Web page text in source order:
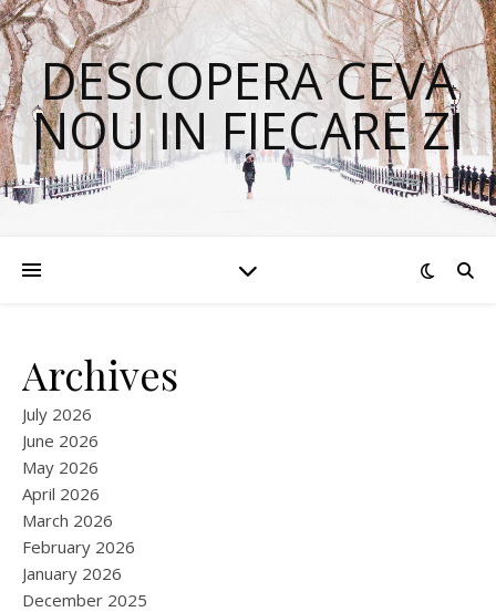
DESCOPERA CEVA
NOU IN FIECARE ZI
Archives
July 2026
June 2026
May 2026
April 2026
March 2026
February 2026
January 2026
December 2025